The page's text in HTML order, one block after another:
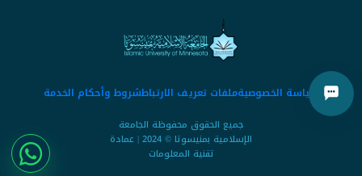
سياسة الخصوصيةملفات تعريف الارتباطشروط وأحكام الخدمة
جميع الحقوق محفوظة الجامعة
الإسلامية بمنيسوتا © 2024 | عمادة
تقنية المعلومات